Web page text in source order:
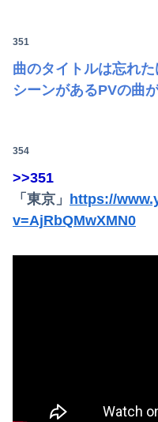
351
曲のタイトルは忘れ
シーンがあるPVの曲
354
>>351
「東京」 https://
v=AjRbQMwXMN0